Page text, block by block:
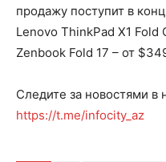
продажу поступит в
Lenovo ThinkPad X1 Fold
Zenbook Fold 17 – от
Следите за новостями
https://t.me/infocity_az